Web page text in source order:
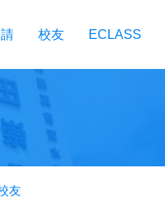
校友 ECLASS
友